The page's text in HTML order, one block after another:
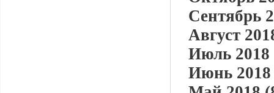
Сентябрь
Август
Июль 2018
Июнь 2018